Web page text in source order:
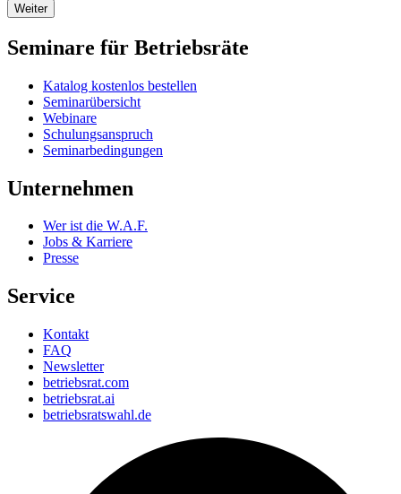
Weiter
Seminare für Betriebsräte
Katalog kostenlos bestellen
Seminarübersicht
Webinare
Schulungsanspruch
Seminarbedingungen
Unternehmen
Wer ist die W.A.F.
Jobs & Karriere
Presse
Service
Kontakt
FAQ
Newsletter
betriebsrat.com
betriebsrat.ai
betriebsratswahl.de